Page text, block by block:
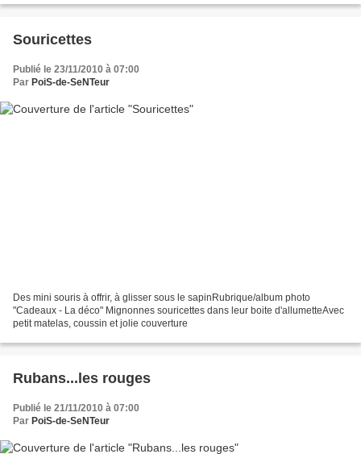
Souricettes
Publié le 23/11/2010 à 07:00
Par PoiS-de-SeNTeur
Des mini souris à offrir, à glisser sous le sapinRubrique/album photo
"Cadeaux - La déco" Mignonnes souricettes dans leur boite d'allumetteAvec
petit matelas, coussin et jolie couverture
Rubans...les rouges
Publié le 21/11/2010 à 07:00
Par PoiS-de-SeNTeur